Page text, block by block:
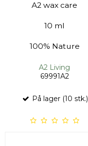
A2 wax care
10 ml
100% Nature
A2 Living
69991A2
På lager (10 stk.)